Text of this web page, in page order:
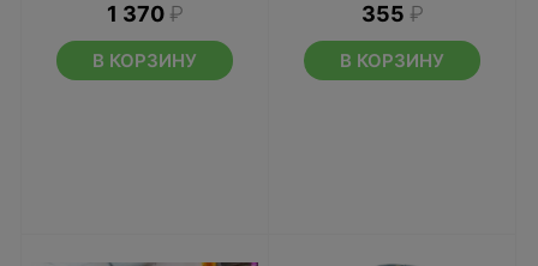
1 370 ₽
В КОРЗИНУ
355 ₽
В КОРЗИНУ